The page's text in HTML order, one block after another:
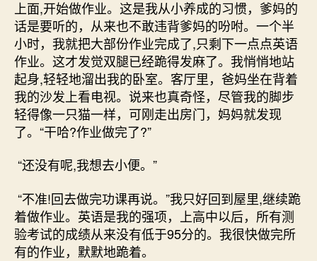
上面,开始做作业。这是我从小养成的习惯，爹妈的
话是要听的，从来也不敢违背爹妈的吩咐。一个半
小时，我就把大部份作业完成了,只剩下一点点英语
作业。这才发觉双腿已经跪得发麻了。我悄悄地站
起身,轻轻地溜出我的卧室。客厅里，爸妈坐在背着
我的沙发上看电视。说来也真奇怪，尽管我的脚步
轻得像一只猫一样，可刚走出房门，妈妈就发现
了。“干哈?作业做完了?”
“还没有呢,我想去小便。”
“不准!回去做完功课再说。”我只好回到屋里,继续跪
着做作业。英语是我的强项，上高中以后，所有测
验考试的成绩从来没有低于95分的。我很快做完所
有的作业，默默地跪着。